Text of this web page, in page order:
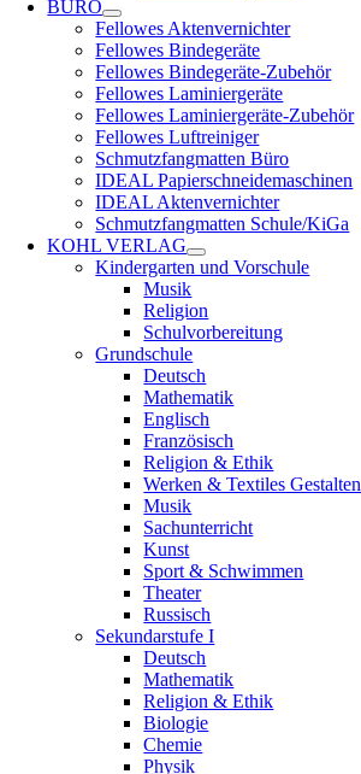
BÜRO
Fellowes Aktenvernichter
Fellowes Bindegeräte
Fellowes Bindegeräte-Zubehör
Fellowes Laminiergeräte
Fellowes Laminiergeräte-Zubehör
Fellowes Luftreiniger
Schmutzfangmatten Büro
IDEAL Papierschneidemaschinen
IDEAL Aktenvernichter
Schmutzfangmatten Schule/KiGa
KOHL VERLAG
Kindergarten und Vorschule
Musik
Religion
Schulvorbereitung
Grundschule
Deutsch
Mathematik
Englisch
Französisch
Religion & Ethik
Werken & Textiles Gestalten
Musik
Sachunterricht
Kunst
Sport & Schwimmen
Theater
Russisch
Sekundarstufe I
Deutsch
Mathematik
Religion & Ethik
Biologie
Chemie
Physik